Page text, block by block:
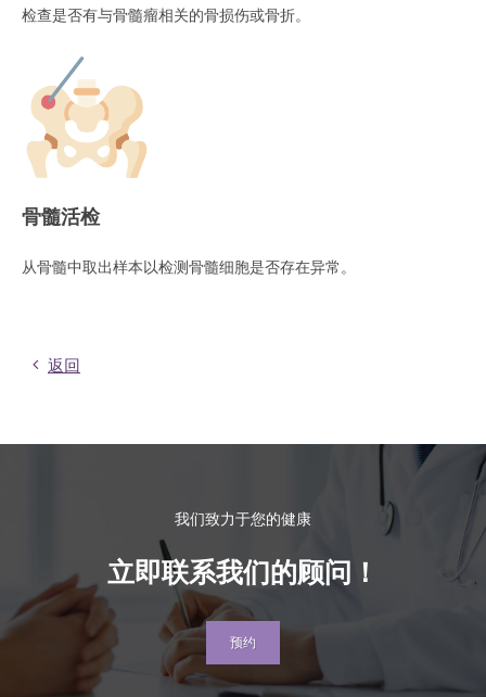
检查是否有与骨髓瘤相关的骨损伤或骨折。
骨髓活检
从骨髓中取出样本以检测骨髓细胞是否存在异常。
返回
我们致力于您的健康
立即联系我们的顾问！
预约